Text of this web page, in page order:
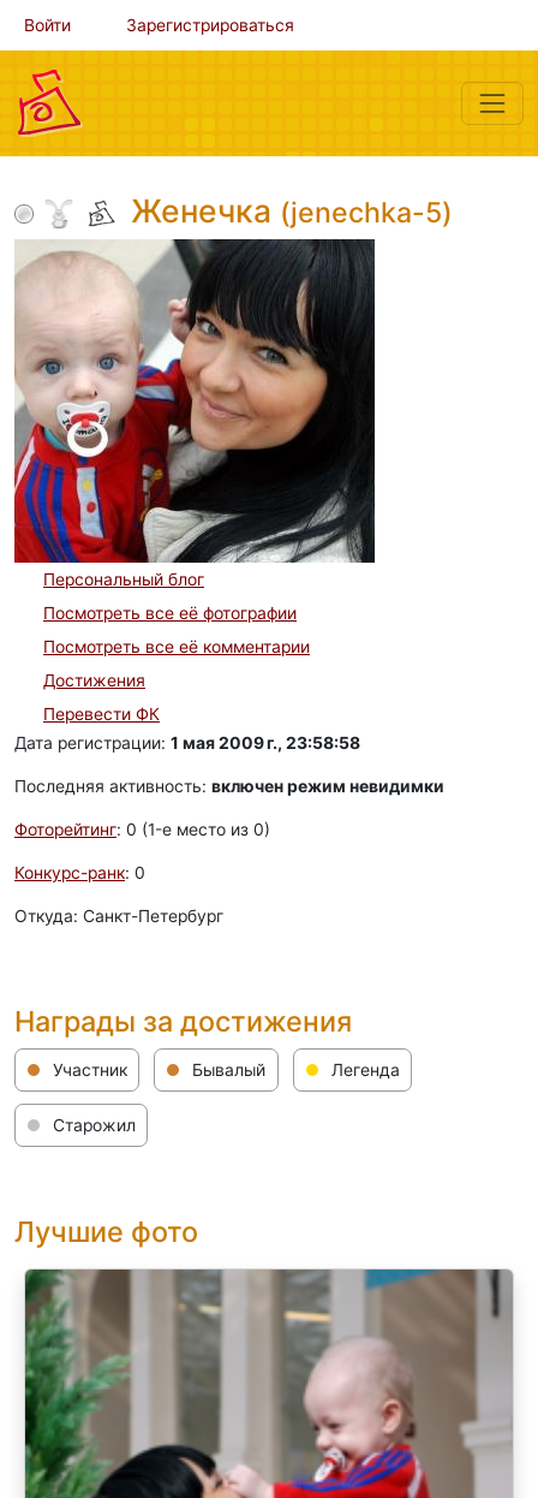
Войти Зарегистрироваться
Женечка (jenechka-5)
Персональный блог
Посмотреть все её фотографии
Посмотреть все её комментарии
Достижения
Перевести ФК
Дата регистрации: 1 мая 2009 г., 23:58:58
Последняя активность: включен режим невидимки
Фоторейтинг: 0 (1-e место из 0)
Конкурс-ранк: 0
Откуда: Санкт-Петербург
Награды за достижения
Участник Бывалый Легенда
Старожил
Лучшие фото